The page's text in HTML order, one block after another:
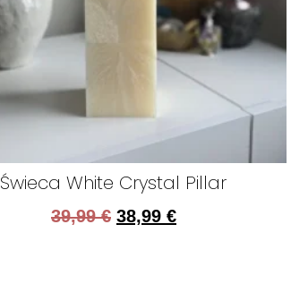
Świeca White Crystal Pillar
39,99€ 38,99 €